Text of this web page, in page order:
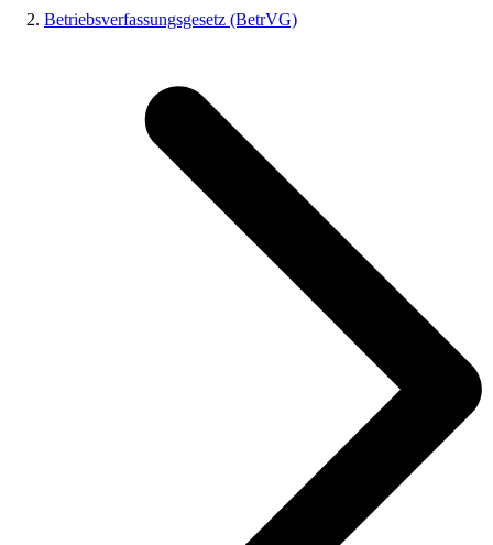
Betriebsverfassungsgesetz (BetrVG)